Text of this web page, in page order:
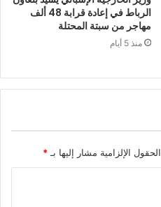
الرباط في إعادة قرابة 48 ألف
مهاجر من سبتة المحتلة
منذ 5 أيام
الحقول الإلزامية مشار إليها بـ *